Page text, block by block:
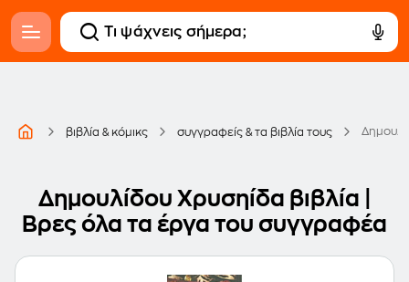
βιβλία & κόμικς συγγραφείς & τα βιβλία τους
Δημουλίδου Χρυσηίδα βιβλία |
Βρες όλα τα έργα του συγγραφέα